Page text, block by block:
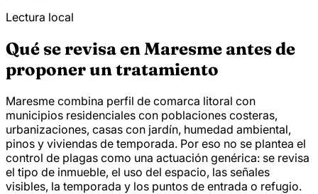
Lectura local
Qué se revisa en Maresme antes de
proponer un tratamiento
Maresme combina perfil de comarca litoral con
municipios residenciales con poblaciones costeras,
urbanizaciones, casas con jardín, humedad ambiental,
pinos y viviendas de temporada. Por eso no se plantea el
control de plagas como una actuación genérica: se revisa
el tipo de inmueble, el uso del espacio, las señales
visibles, la temporada y los puntos de entrada o refugio.